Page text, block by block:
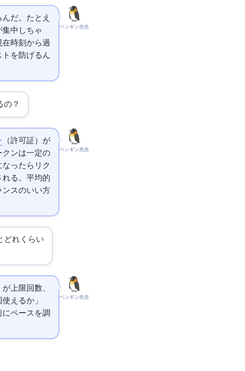
ペンギン先生
だ。たとえ
が集中しちゃ
時刻から過
トを防げるん
の？
ペンギン先生
（許可証）が
クンは一定の
なったらリク
る。平均的
ンスのいい方
どれくらい
ペンギン先生
Remaining
えるか」
ペースを調